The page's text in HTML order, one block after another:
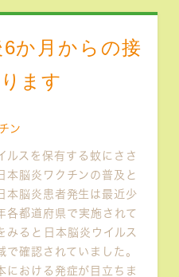
6か月からの接
ます
ン
ルスを保有する蚊にささ
本脳炎ワクチンの普及と
本脳炎患者発生は最近少
各都道府県で実施されて
みると日本脳炎ウイルス
で確認されていました。
における発症が目立ちま